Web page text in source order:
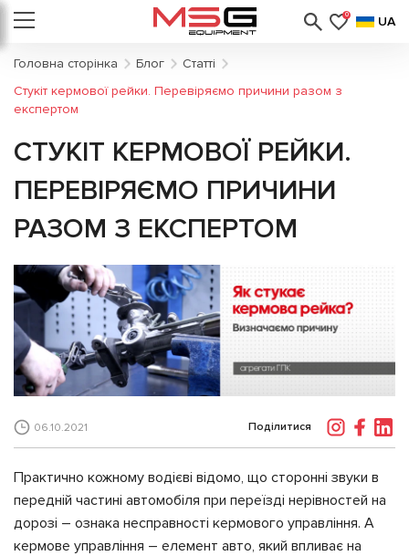
0 UA
Головна сторінка Блог
Статті
Стукіт кермової рейки. Перевіряємо причини разом з
експертом
СТУКІТ КЕРМОВОЇ РЕЙКИ.
ПЕРЕВІРЯЄМО ПРИЧИНИ
РАЗОМ З ЕКСПЕРТОМ
06.10.2021 Поділитися
Практично кожному водієві відомо, що сторонні звуки в
передній частині автомобіля при переїзді нерівностей на
дорозі – ознака несправності кермового управління. А
кермове управління – елемент авто, який впливає на